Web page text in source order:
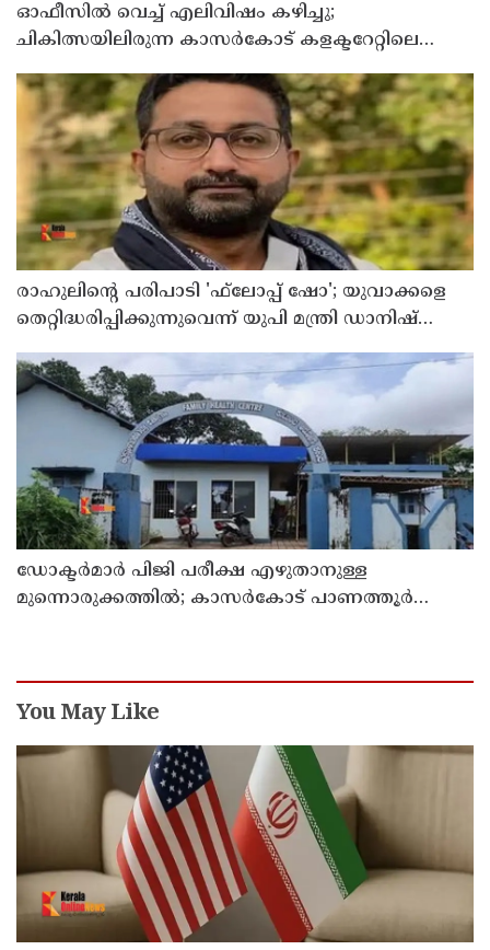
ഓഫീസില്‍ വെച്ച് എലിവിഷം കഴിച്ചു;
ചികിത്സയിലിരുന്ന കാസര്‍കോട് കളക്ടറേറ്റിലെ
സീനിയര്‍ ക്ലര്‍ക്ക് മരിച്ചു
രാഹുലിന്റെ പരിപാടി 'ഫ്‌ലോപ്പ് ഷോ'; യുവാക്കളെ
തെറ്റിദ്ധരിപ്പിക്കുന്നുവെന്ന് യുപി മന്ത്രി ഡാനിഷ്
അന്‍സാരി
ഡോക്ടര്‍മാര്‍ പിജി പരീക്ഷ എഴുതാനുള്ള
മുന്നൊരുക്കത്തില്‍; കാസര്‍കോട് പാണത്തൂര്‍
You May Like